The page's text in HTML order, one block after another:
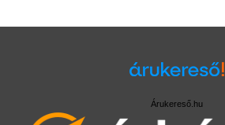
Árukereső.hu